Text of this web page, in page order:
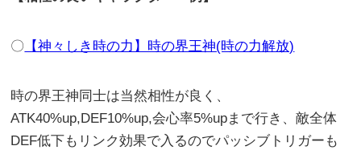
〇 【神々しき時の力】時の界王神(時の力解放)
時の界王神同士は当然相性が良く、
ATK40%up,DEF10%up,会心率5%upまで行き、敵全体
DEF低下もリンク効果で入るのでパッシブトリガーも